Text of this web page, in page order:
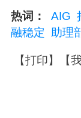
热词： AIG
融稳定
助理
【打印】【